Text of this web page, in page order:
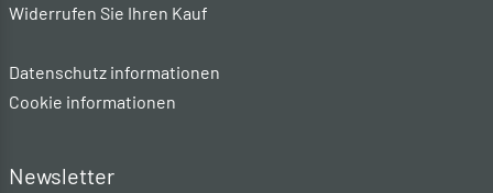
Widerrufen Sie Ihren Kauf
Datenschutz informationen
Cookie informationen
Newsletter